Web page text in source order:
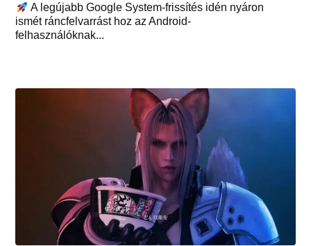
A legújabb Google System-frissítés idén nyáron
ismét ráncfelvarrást hoz az Android-
felhasználóknak...